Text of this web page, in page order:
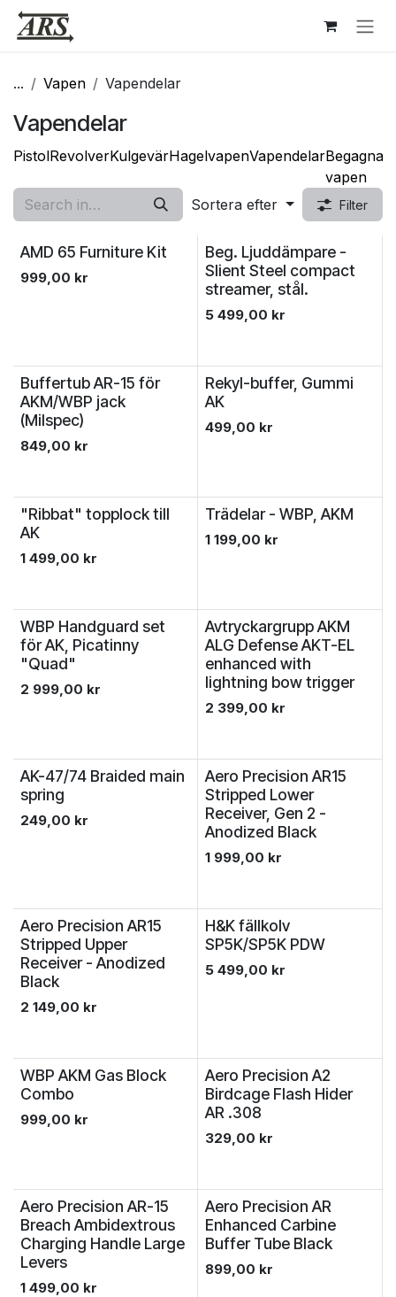
Hoppa till innehåll
... Vapen Vapendelar
Vapendelar
PistolRevolverKulgevärHagelvapenVapendelar
vapen
Sortera efter
Filter
AMD 65 Furniture Kit
999,00 kr
Beg. Ljuddämpare -
Slient Steel compact
streamer, stål.
5 499,00 kr
Buffertub AR-15 för
AKM/WBP jack
(Milspec)
849,00 kr
Rekyl-buffer, Gummi
AK
499,00 kr
"Ribbat" topplock till
AK
1 499,00 kr
Trädelar - WBP, AKM
1 199,00 kr
WBP Handguard set
för AK, Picatinny
"Quad"
2 999,00 kr
Avtryckargrupp AKM
ALG Defense AKT-EL
enhanced with
lightning bow trigger
2 399,00 kr
AK-47/74 Braided main
spring
249,00 kr
Aero Precision AR15
Stripped Lower
Receiver, Gen 2 -
Anodized Black
1 999,00 kr
Licenspliktigt
Aero Precision AR15
Stripped Upper
Receiver - Anodized
Black
2 149,00 kr
H&K fällkolv
SP5K/SP5K PDW
5 499,00 kr
WBP AKM Gas Block
Combo
999,00 kr
Aero Precision A2
Birdcage Flash Hider
AR .308
329,00 kr
Aero Precision AR-15
Breach Ambidextrous
Charging Handle Large
Levers
1 499,00 kr
Aero Precision AR
Enhanced Carbine
Buffer Tube Black
899,00 kr